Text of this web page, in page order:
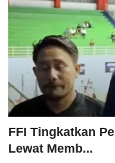
FFI Tingkatkan
Lewat Memb...